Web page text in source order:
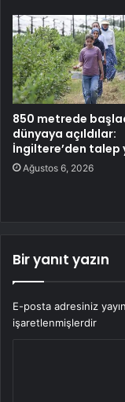
850 metrede
dünyaya açıldılar:
İngiltere’den talep
Ağustos 6, 2026
Bir yanıt yazın
E-posta adresiniz
işaretlenmişlerdir